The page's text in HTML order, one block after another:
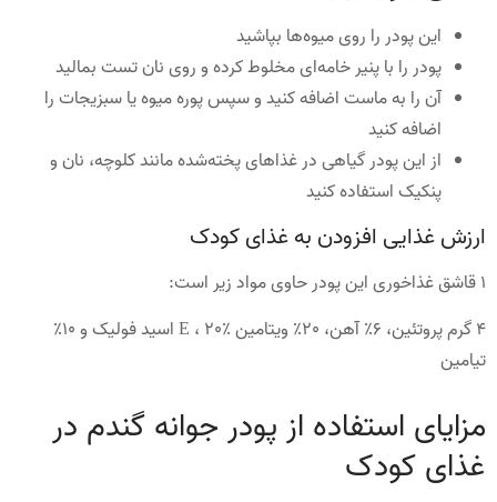
این پودر را روی میوه‌ها بپاشید
پودر را با پنیر خامه‌ای مخلوط کرده و روی نان تست بمالید
آن را به ماست اضافه کنید و سپس پوره میوه یا سبزیجات را
اضافه کنید
از این پودر گیاهی در غذاهای پخته‌شده مانند کلوچه، نان و
پنکیک استفاده کنید
ارزش غذایی افزودن به غذای کودک
1 قاشق غذاخوری این پودر حاوی مواد زیر است:
4 گرم پروتئین، 6٪ آهن، 20٪ ویتامین E ، 20٪ اسید فولیک و 10٪
تیامین
مزایای استفاده از پودر جوانه گندم در
غذای کودک